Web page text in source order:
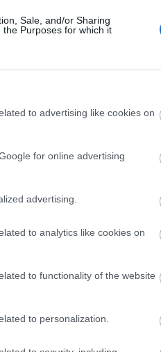
Sale, and/or Sharing
Purposes for which it
to advertising like cookies on
for online advertising
advertising.
to analytics like cookies on
to functionality of the website
to personalization.
de
de cosmetice